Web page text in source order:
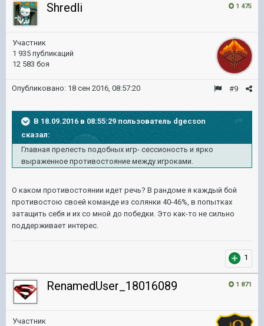
1 475
Shredli
Участник
1 935 публикаций
12 583 боя
#9
Опубликовано: 18 сен 2016, 08:57:20
В 18.09.2016 в 08:55:29 пользователь dgecson
сказал:
Главная прелесть подобных игр- сессионость и ярко
выраженное противостояние между игроками.
О каком противостоянии идет речь? В рандоме я каждый бой
противостою своей команде из солянки 40-46%, в попытках
затащить себя и их со мной до победки. Это как-то не сильно
поддерживает интерес.
1
1 871
RenamedUser_18016089
Участник